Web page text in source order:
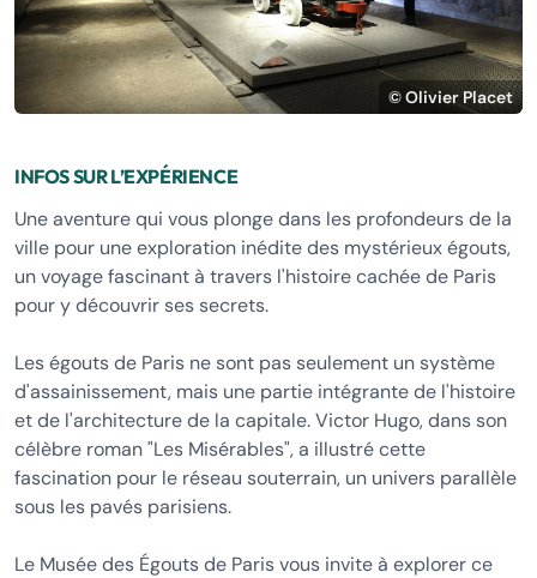
© Olivier Placet
INFOS SUR L’EXPÉRIENCE
Une aventure qui vous plonge dans les profondeurs de la
ville pour une exploration inédite des mystérieux égouts,
un voyage fascinant à travers l'histoire cachée de Paris
pour y découvrir ses secrets.
Les égouts de Paris ne sont pas seulement un système
d'assainissement, mais une partie intégrante de l'histoire
et de l'architecture de la capitale. Victor Hugo, dans son
célèbre roman "Les Misérables", a illustré cette
fascination pour le réseau souterrain, un univers parallèle
sous les pavés parisiens.
Le Musée des Égouts de Paris vous invite à explorer ce